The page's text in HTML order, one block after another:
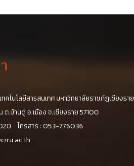
คโนโลยีสารสนเทศ มหาวิทยาลัยราชภัฏเชียงราย
.บ้านดู่ อ.เมือง จ.เชียงราย 57100
โทรสาร : 053-776036